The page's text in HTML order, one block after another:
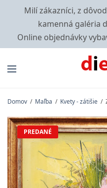
Milí zákazníci, z
kamenná galéria
Online objednávky
Domov / Maľba / Kvety - zátišie /
PREDANÉ